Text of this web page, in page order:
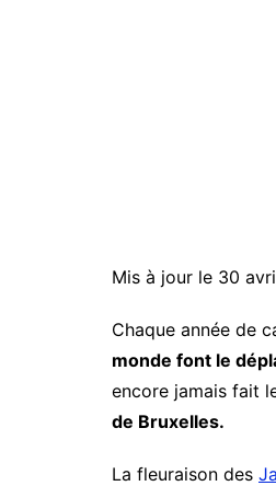
Mis à jour le 30
Chaque année de
monde font le
encore jamais fait
de Bruxelles.
La fleuraison des